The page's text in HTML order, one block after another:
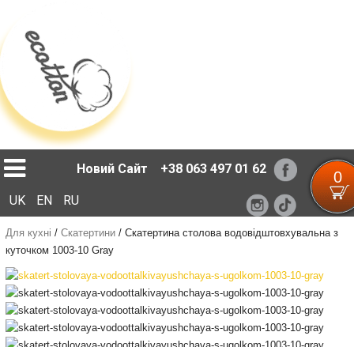
Новий Сайт +38 063 497 01 62 0
UK EN RU
Для кухні / Скатертини/ Скатертина столова водовідштовхувальна з
куточком 1003-10 Gray